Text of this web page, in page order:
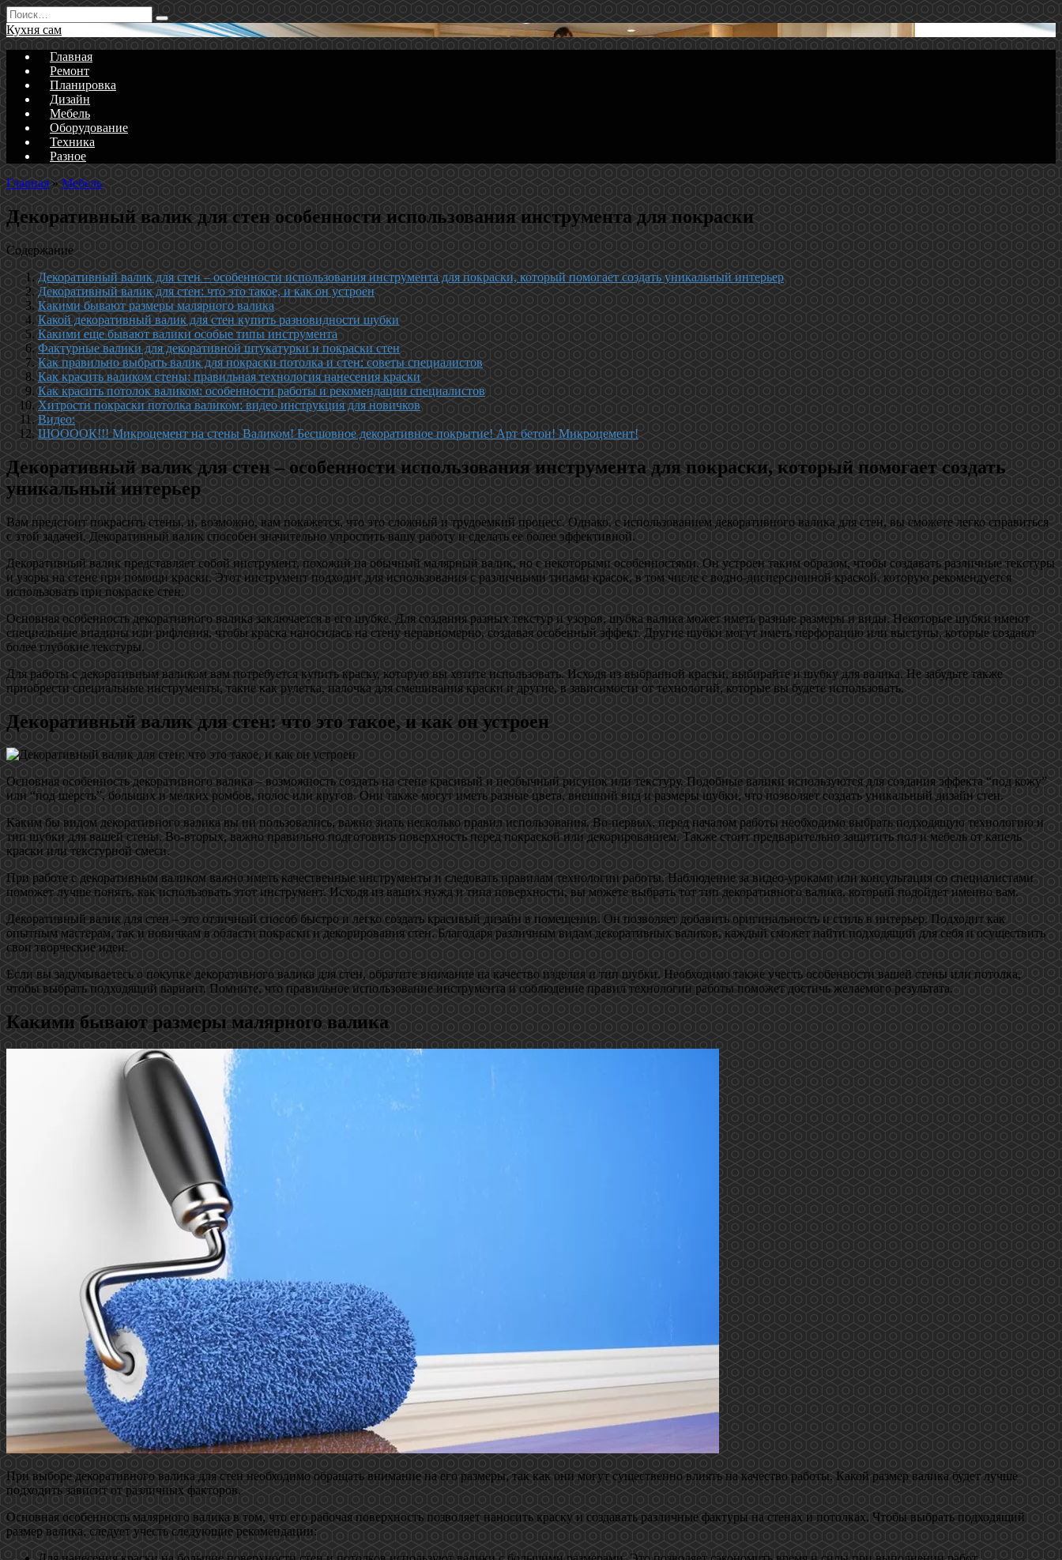
Перейти
к
содержанию
Search
for:
Кухня сам
Главная
Ремонт
Планировка
Дизайн
Мебель
Оборудование
Техника
Разное
Главная » Мебель
Декоративный валик для стен особенности использования инструмента для покраски
Содержание
Декоративный валик для стен – особенности использования инструмента для покраски, который помогает создать уникальный интерьер
Декоративный валик для стен: что это такое, и как он устроен
Какими бывают размеры малярного валика
Какой декоративный валик для стен купить разновидности шубки
Какими еще бывают валики особые типы инструмента
Фактурные валики для декоративной штукатурки и покраски стен
Как правильно выбрать валик для покраски потолка и стен: советы специалистов
Как красить валиком стены: правильная технология нанесения краски
Как красить потолок валиком: особенности работы и рекомендации специалистов
Хитрости покраски потолка валиком: видео инструкция для новичков
Видео:
ШООООК!!! Микроцемент на стены Валиком! Бесшовное декоративное покрытие! Арт бетон! Микроцемент!
Декоративный валик для стен – особенности использования инструмента для покраски, который помогает создать
уникальный интерьер
Вам предстоит покрасить стены, и, возможно, вам покажется, что это сложный и трудоемкий процесс. Однако, с использованием декоративного валика для стен, вы сможете легко справиться
с этой задачей. Декоративный валик способен значительно упростить вашу работу и сделать ее более эффективной.
Декоративный валик представляет собой инструмент, похожий на обычный малярный валик, но с некоторыми особенностями. Он устроен таким образом, чтобы создавать различные текстуры
и узоры на стене при помощи краски. Этот инструмент подходит для использования с различными типами красок, в том числе с водно-дисперсионной краской, которую рекомендуется
использовать при покраске стен.
Основная особенность декоративного валика заключается в его шубке. Для создания разных текстур и узоров, шубка валика может иметь разные размеры и виды. Некоторые шубки имеют
специальные впадины или рифления, чтобы краска наносилась на стену неравномерно, создавая особенный эффект. Другие шубки могут иметь перфорацию или выступы, которые создают
более глубокие текстуры.
Для работы с декоративным валиком вам потребуется купить краску, которую вы хотите использовать. Исходя из выбранной краски, выбирайте и шубку для валика. Не забудьте также
приобрести специальные инструменты, такие как рулетка, палочка для смешивания краски и другие, в зависимости от технологий, которые вы будете использовать.
Декоративный валик для стен: что это такое, и как он устроен
Основная особенность декоративного валика – возможность создать на стене красивый и необычный рисунок или текстуру. Подобные валики используются для создания эффекта “под кожу”
или “под шерсть”, больших и мелких ромбов, полос или кругов. Они также могут иметь разные цвета, внешний вид и размеры шубки, что позволяет создать уникальный дизайн стен.
Каким бы видом декоративного валика вы ни пользовались, важно знать несколько правил использования. Во-первых, перед началом работы необходимо выбрать подходящую технологию и
тип шубки для вашей стены. Во-вторых, важно правильно подготовить поверхность перед покраской или декорированием. Также стоит предварительно защитить пол и мебель от капель
краски или текстурной смеси.
При работе с декоративным валиком важно иметь качественные инструменты и следовать правилам технологии работы. Наблюдение за видео-уроками или консультация со специалистами
поможет лучше понять, как использовать этот инструмент. Исходя из ваших нужд и типа поверхности, вы можете выбрать тот тип декоративного валика, который подойдет именно вам.
Декоративный валик для стен – это отличный способ быстро и легко создать красивый дизайн в помещении. Он позволяет добавить оригинальность и стиль в интерьер. Подходит как
опытным мастерам, так и новичкам в области покраски и декорирования стен. Благодаря различным видам декоративных валиков, каждый сможет найти подходящий для себя и осуществить
свои творческие идеи.
Если вы задумываетесь о покупке декоративного валика для стен, обратите внимание на качество изделия и тип шубки. Необходимо также учесть особенности вашей стены или потолка,
чтобы выбрать подходящий вариант. Помните, что правильное использование инструмента и соблюдение правил технологии работы поможет достичь желаемого результата.
Какими бывают размеры малярного валика
При выборе декоративного валика для стен необходимо обращать внимание на его размеры, так как они могут существенно влиять на качество работы. Какой размер валика будет лучше
подходить зависит от различных факторов.
Основная особенность малярного валика в том, что его рабочая поверхность позволяет наносить краску и создавать различные фактуры на стенах и потолках. Чтобы выбрать подходящий
размер валика, следует учесть следующие рекомендации: